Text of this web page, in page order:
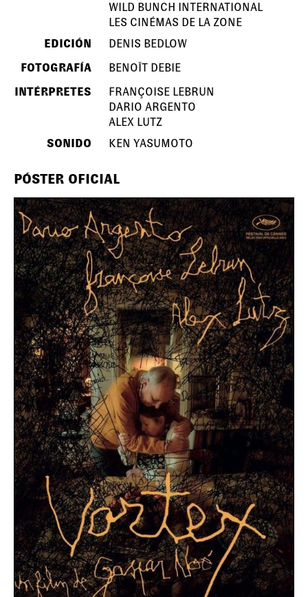
WILD BUNCH INTERNATIONAL
LES CINÉMAS DE LA ZONE
EDICIÓN
DENIS BEDLOW
FOTOGRAFÍA
BENOÎT DEBIE
INTÉRPRETES
FRANÇOISE LEBRUN
DARIO ARGENTO
ALEX LUTZ
SONIDO
KEN YASUMOTO
PÓSTER OFICIAL